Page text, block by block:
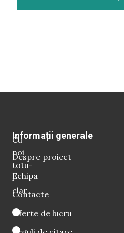
Cu
noi
totu-
i
clar
Informații generale
Despre proiect
Echipa
Contacte
Oferte de lucru